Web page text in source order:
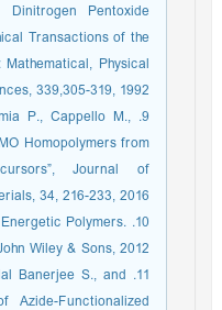
Dinitrogen Pentoxide
Transactions of the
Physical
339,305-319, 1992.
P., Cappello M.,
Homopolymers from
Journal of
34, 216-233, 2016.
Energetic Polymers.
John Wiley & Sons, 2012.
Banerjee S., and
Azide-Functionalized